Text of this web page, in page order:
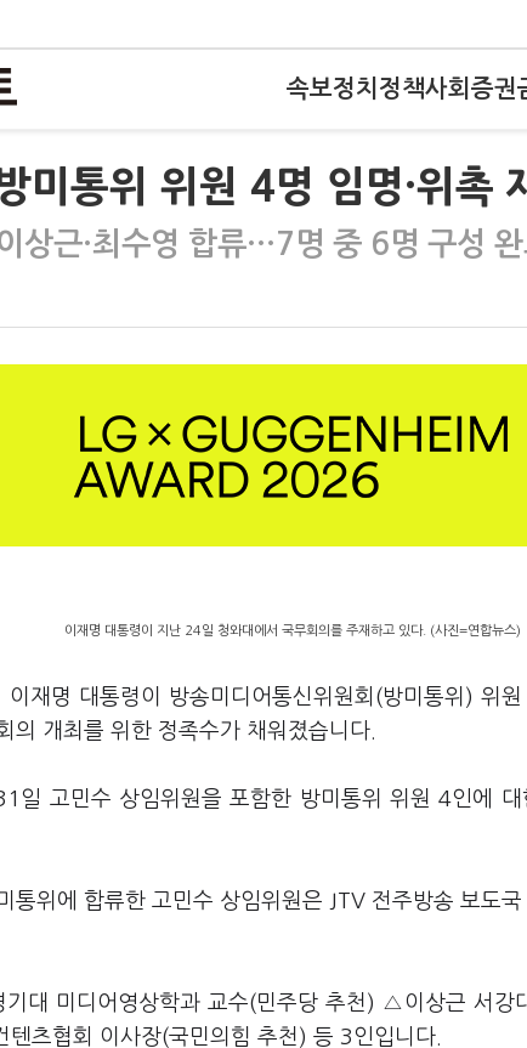
속보정치 정책사회 증권
미통위 위원 4명 임명·위촉
상근·최수영 합류…7명 중 6명 구성
이재명 대통령이 지난 24일 청와대에서 국무회의를 주재하고 있다. (사진=연합뉴스)
재명 대통령이 방송미디어통신위원회(방미통위) 위
의 개최를 위한 정족수가 채워졌습니다.
일 고민수 상임위원을 포함한 방미통위 위원 4인에 대
통위에 합류한 고민수 상임위원은 JTV 전주방송 보도
대 미디어영상학과 교수(민주당 추천) △이상근 서강
츠협회 이사장(국민의힘 추천) 등 3인입니다.